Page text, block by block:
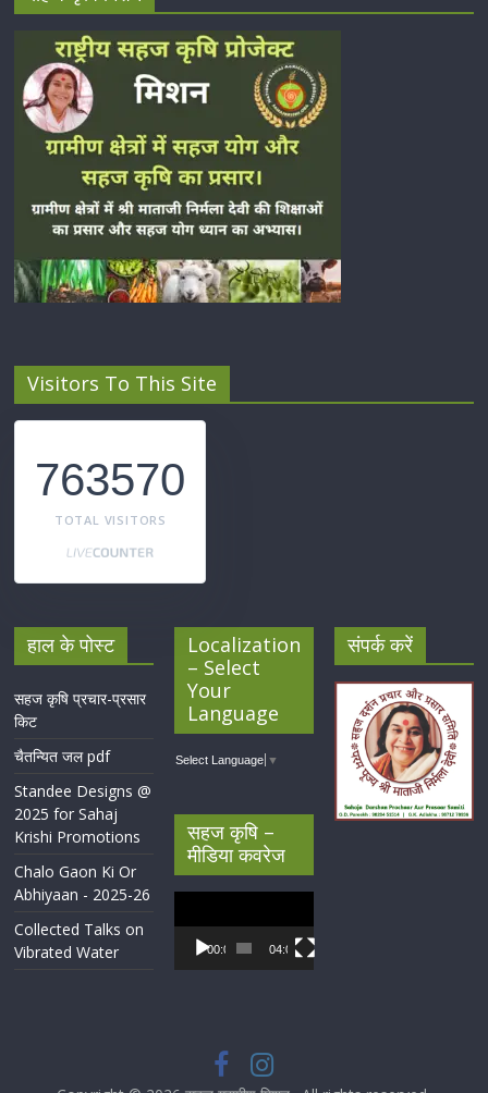
Visitors To This Site
763570
TOTAL VISITORS
हाल के पोस्ट
सहज कृषि प्रचार-प्रसार
किट
चैतन्यित जल pdf
Standee Designs @
2025 for Sahaj
Krishi Promotions
Chalo Gaon Ki Or
Abhiyaan - 2025-26
Collected Talks on
Vibrated Water
Localization
– Select
Your
Language
Select Language ▼
सहज कृषि –
मीडिया कवरेज
Player
00:00 04:07
संपर्क करें